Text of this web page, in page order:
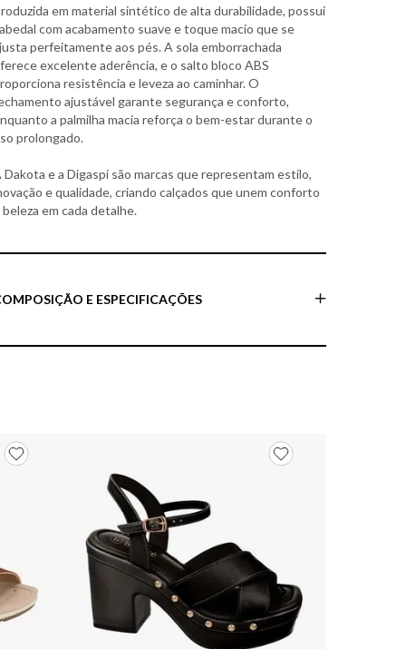
em material sintético de alta durabilidade, possui
com acabamento suave e toque macio que se
perfeitamente aos pés. A sola emborrachada
excelente aderência, e o salto bloco ABS
resistência e leveza ao caminhar. O
ajustável garante segurança e conforto,
a palmilha macia reforça o bem-estar durante o
prolongado.
Dakota e a Digaspi são marcas que representam estilo,
e qualidade, criando calçados que unem conforto
beleza em cada detalhe.
E ESPECIFICAÇÕES